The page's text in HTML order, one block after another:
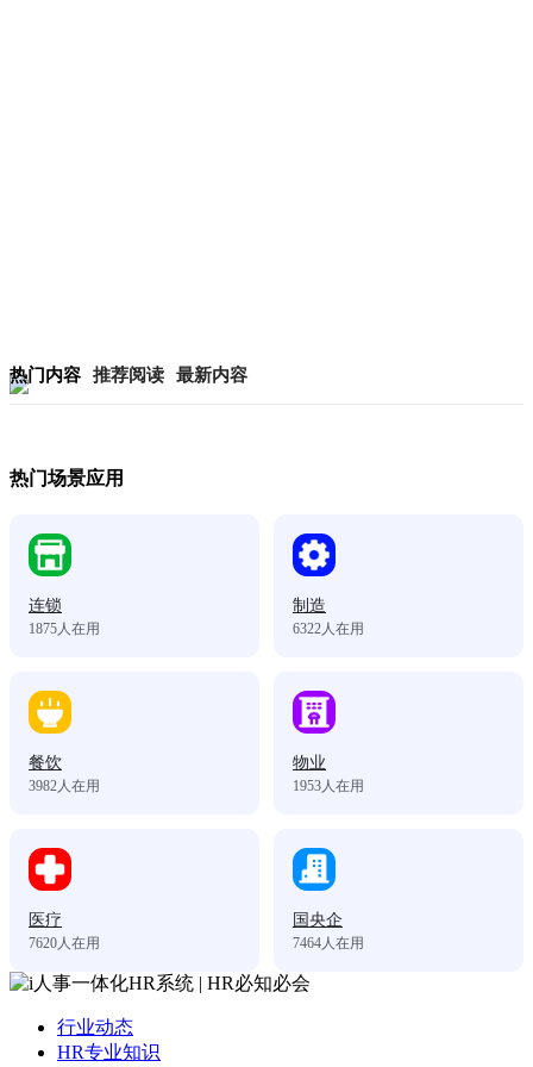
热门内容 推荐阅读 最新内容
热门场景应用
连锁
1875人在用
制造
6322人在用
餐饮
3982人在用
物业
1953人在用
医疗
7620人在用
国央企
7464人在用
行业动态
HR专业知识